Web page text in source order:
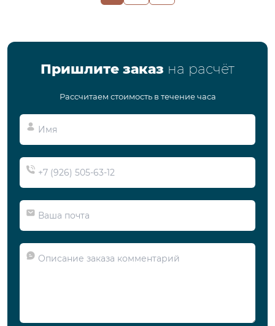
Пришлите заказ на расчёт
Рассчитаем стоимость в течение часа